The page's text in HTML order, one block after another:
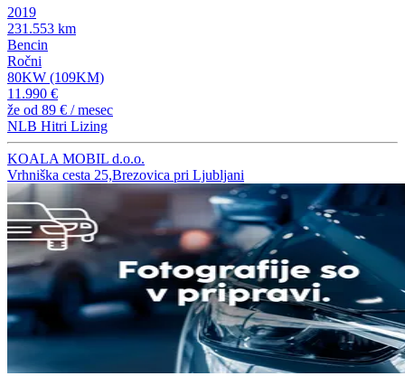
2019
231.553 km
Bencin
Ročni
80KW (109KM)
11.990 €
že od 89 € / mesec
NLB Hitri Lizing
KOALA MOBIL d.o.o.
Vrhniška cesta 25,Brezovica pri Ljubljani